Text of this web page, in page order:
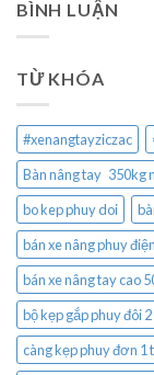
BÌNH LUẬN
TỪ KHÓA
#xenangtayziczac
Bàn nâng tay 350kg
bo kep phuy doi
bán xe nâng phuy điện
bán xe nâng tay cao
bộ kẹp gắp phuy đôi
càng kẹp phuy đơn 1